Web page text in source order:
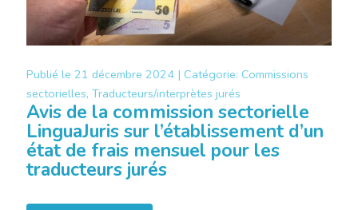
Publié le 21 décembre 2024 | Catégorie: Commissions
sectorielles, Traducteurs/interprètes jurés
Avis de la commission sectorielle
LinguaJuris sur l’établissement d’un
état de frais mensuel pour les
traducteurs jurés